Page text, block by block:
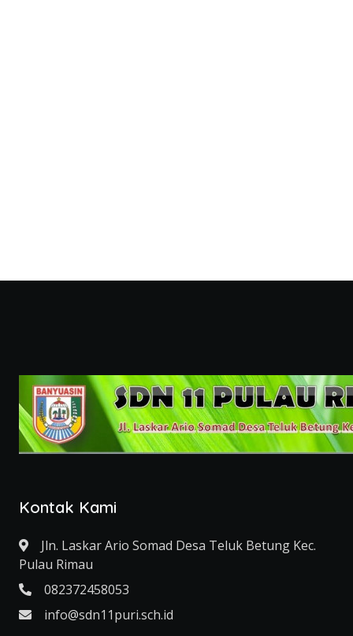
Kontak Kami
Jln. Laskar Ario Somad Desa Teluk Betung Kec.
Pulau Rimau
082372458053
info@sdn11puri.sch.id